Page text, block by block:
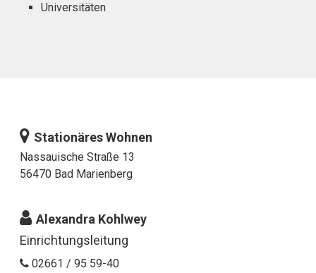
Universitäten
Stationäres Wohnen
Nassauische Straße 13
56470 Bad Marienberg
Alexandra Kohlwey
Einrichtungsleitung
02661 / 95 59-40